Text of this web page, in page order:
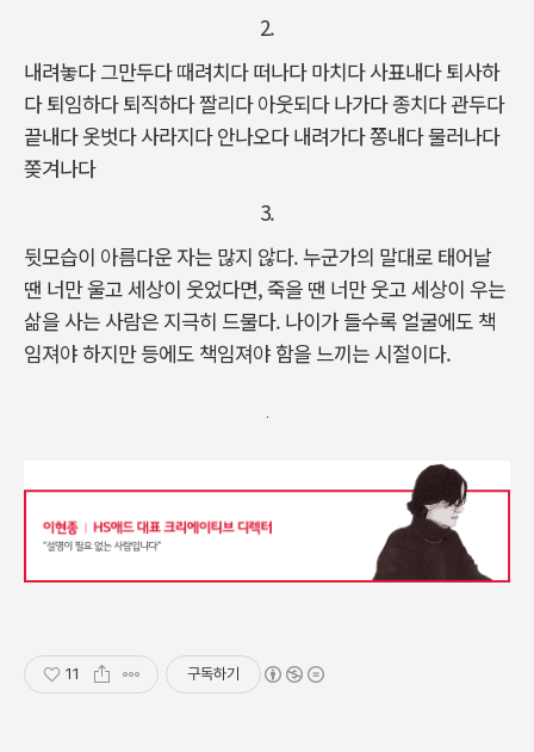
2.
내려놓다 그만두다 때려치다 떠나다 마치다 사표내다 퇴사하
다 퇴임하다 퇴직하다 짤리다 아웃되다 나가다 종치다 관두다
끝내다 옷벗다 사라지다 안나오다 내려가다 쫑내다 물러나다
쫒겨나다
3.
뒷모습이 아름다운 자는 많지 않다. 누군가의 말대로 태어날
땐 너만 울고 세상이 웃었다면, 죽을 땐 너만 웃고 세상이 우는
삶을 사는 사람은 지극히 드물다. 나이가 들수록 얼굴에도 책
임져야 하지만 등에도 책임져야 함을 느끼는 시절이다.
11 구독하기